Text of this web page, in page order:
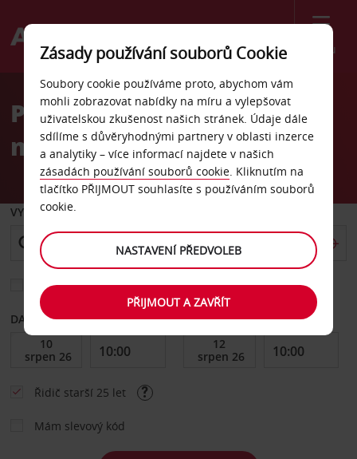
Menu
Welcome
AvisPronájem auta
mezinárodní letiště Tulsa
VYZVEDNOUT Z
Vyberte si jiné místo vrácení
DATUM OD DATUM DO
Řidič starší 25 let
Mám slevový kód
Zásady používání souborů Cookie
Soubory cookie používáme proto, abychom vám
mohli zobrazovat nabídky na míru a vylepšovat
uživatelskou zkušenost našich stránek. Údaje dále
sdílíme s důvěryhodnými partnery v oblasti inzerce
a analytiky – více informací najdete v našich
zásadách používání souborů cookie. Kliknutím na
tlačítko PŘIJMOUT souhlasíte s používáním souborů
cookie.
NASTAVENÍ PŘEDVOLEB
PŘIJMOUT A ZAVŘÍT